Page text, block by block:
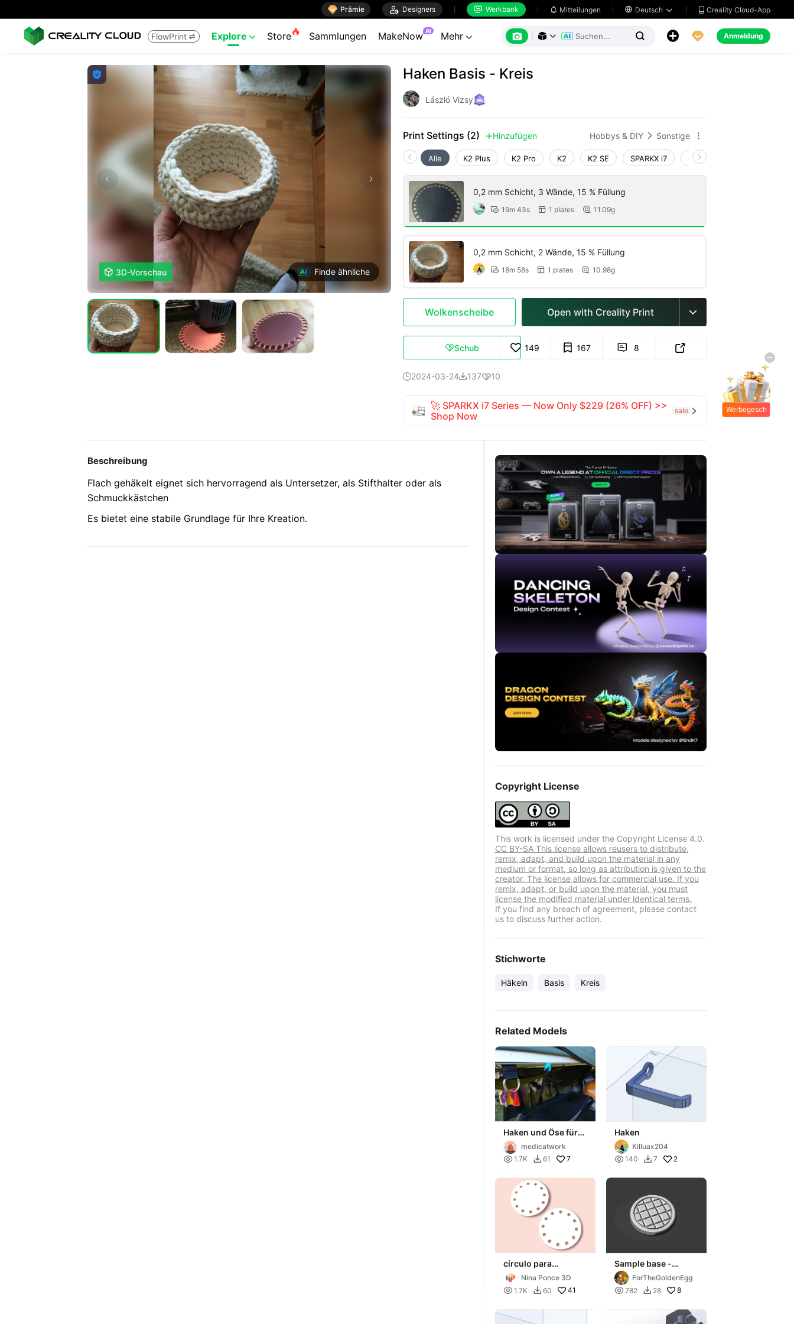
 Prämie  Designers  Werkbank  Mitteilungen  Deutsch   Creality Cloud-App
FlowPrint  Explore  Store Sammlungen MakeNow AI Mehr        Anmeldung

 3D-Vorschau Finde ähnliche
Haken Basis - Kreis
László Vizsy
Print Settings (2)  Hinzufügen Hobbys & DIY  Sonstige 
Alle K2 Plus K2 Pro K2 K2 SE SPARKX i7 Creality Hi
0,2 mm Schicht, 3 Wände, 15 % Füllung
 19m 43s  1 plates  11.09g
0,2 mm Schicht, 2 Wände, 15 % Füllung
 18m 58s  1 plates  10.98g
Wolkenscheibe Open with Creality Print 
Schub 149 167  8 
2024-03-2413710
🚀 SPARKX i7 Series — Now Only $229 (26% OFF) >>
Shop Now
sale 
Beschreibung
Flach gehäkelt eignet sich hervorragend als Untersetzer, als Stifthalter oder als
Schmuckkästchen
Es bietet eine stabile Grundlage für Ihre Kreation.
Copyright License
This work is licensed under the Copyright License 4.0.
CC BY-SA This license allows reusers to distribute,
remix, adapt, and build upon the material in any
medium or format, so long as attribution is given to the
creator. The license allows for commercial use. If you
remix, adapt, or build upon the material, you must
license the modified material under identical terms.
If you find any breach of agreement, please contact
us to discuss further action.
Stichworte
Häkeln Basis Kreis
Related Models
Haken und Öse für
Kederschiene
medicatwork
 1.7K  61 7
Haken
Killuax204
 140  7 2
círculo para
macrame
Nina Ponce 3D
 1.7K  60 41
Sample base -
Supportless
(25mm)ForTheGoldenEgg
 782  28 8
Werbegesch